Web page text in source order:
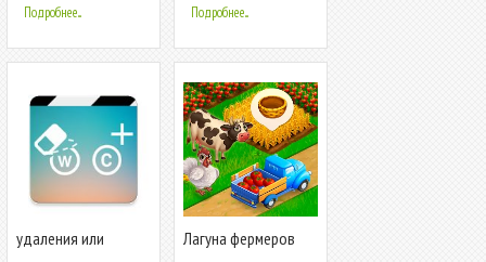
Подробнее... Подробнее...
удаления или
Лагуна фермеров